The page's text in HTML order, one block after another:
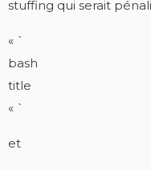
stuffing qui serait
« `
bash
title
« `
et